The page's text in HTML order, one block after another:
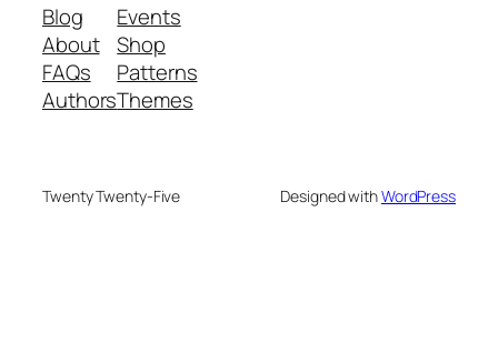
Blog
About
FAQs
Authors
Events
Shop
Patterns
Themes
Twenty Twenty-Five Designed withWordPress